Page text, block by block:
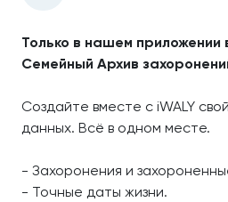
Только в нашем приложении
Семейный Архив
Создайте вместе с iWALY
данных. Всё в одном месте.
- Захоронения и
- Точные даты жизни.